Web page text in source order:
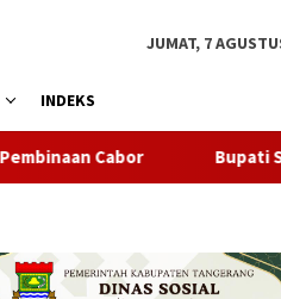
JUMAT, 7
INDEKS
Bupati Serang Lepas 20